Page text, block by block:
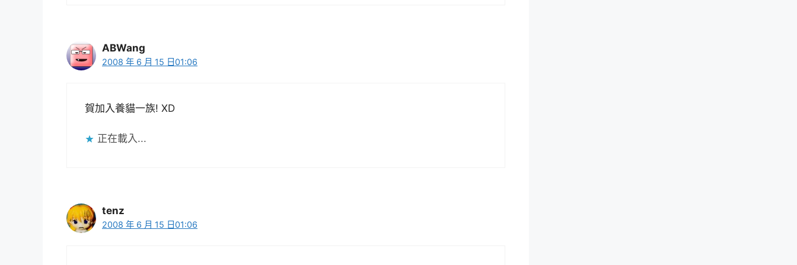
ABWang
2008 年 6 月 15 日01:06
賀加入養貓一族! XD
正在載入...
tenz
2008 年 6 月 15 日01:06